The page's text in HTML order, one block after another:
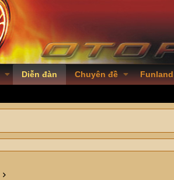
Diễn đàn Chuyên đề Funland